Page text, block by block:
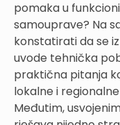
pomaka u
samouprave? Na
konstatirati da se
uvode tehnička
praktična pitanja
lokalne i
Međutim,